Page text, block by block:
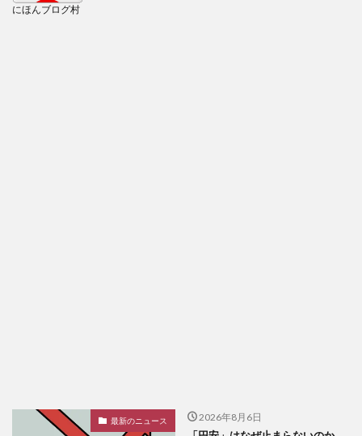
にほんブログ村
最新のニュース 2026年8月6日